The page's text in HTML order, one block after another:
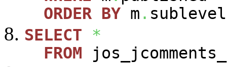
ORDER BY m . sublevel
SELECT
*
FROM